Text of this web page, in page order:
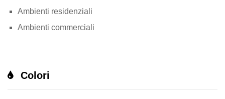
Ambienti residenziali
Ambienti commerciali
Colori